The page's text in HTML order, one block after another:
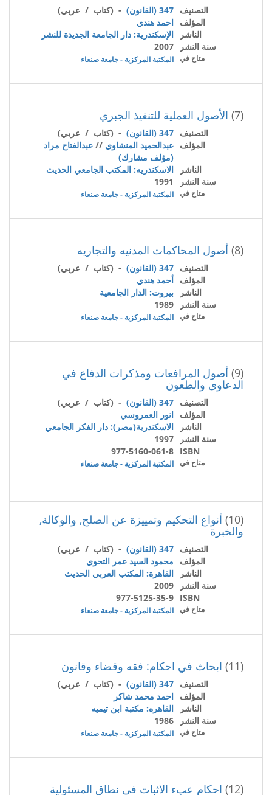
التصنيف 347 (القانون)
- (كتاب / عربي)
المؤلف احمد هندي
الناشر
الإسكندرية: دار الجامعة الجديدة للنشر
سنة النشر
2007
متاح في المكتبة المركزية - جامعة صنعاء
(7) الأصول العملية للتنفيذ الجبري
التصنيف 347 (القانون)
- (كتاب / عربي)
المؤلف عبدالحميد المنشاوي // عبدالفتاح مراد
(مؤلف مشارك)
الناشر
الاسكندريه: المكتب الجامعي الحديث
سنة النشر
1991
متاح في المكتبة المركزية - جامعة صنعاء
(8) أصول المحاكمات المدنيه والتجاريه
التصنيف 347 (القانون)
- (كتاب / عربي)
المؤلف أحمد هندي
الناشر
بيروت: الدار الجامعية
سنة النشر
1989
متاح في المكتبة المركزية - جامعة صنعاء
(9) أصول المرافعات ومذكرات الدفاع في
الدعاوى والطعون
التصنيف 347 (القانون)
- (كتاب / عربي)
المؤلف انور العمروسي
الناشر
الاسكندرية(مصر): دار الفكر الجامعي
سنة النشر
1997
ISBN
977-5160-061-8
متاح في المكتبة المركزية - جامعة صنعاء
(10) أنواع التحكيم وتمييزة عن الصلح, والوكالة,
والخبرة
التصنيف 347 (القانون)
- (كتاب / عربي)
المؤلف
محمود السيد عمر التحوي
الناشر
القاهرة: المكتب العربي الحديث
سنة النشر
2009
ISBN
977-5125-35-9
متاح في المكتبة المركزية - جامعة صنعاء
(11) ابحاث في احكام: فقه وقضاء وقانون
التصنيف 347 (القانون)
- (كتاب / عربي)
المؤلف احمد محمد شاكر
الناشر
القاهره: مكتبة ابن تيميه
سنة النشر
1986
متاح في المكتبة المركزية - جامعة صنعاء
(12) احكام عبء الاثبات فى نطاق المسئولية